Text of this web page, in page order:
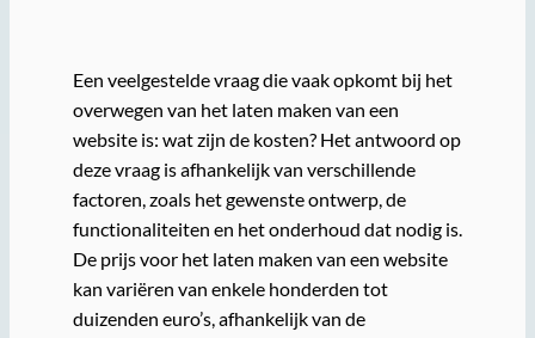
Een veelgestelde vraag die vaak opkomt bij het
overwegen van het laten maken van een
website is: wat zijn de kosten? Het antwoord op
deze vraag is afhankelijk van verschillende
factoren, zoals het gewenste ontwerp, de
functionaliteiten en het onderhoud dat nodig is.
De prijs voor het laten maken van een website
kan variëren van enkele honderden tot
duizenden euro’s, afhankelijk van de